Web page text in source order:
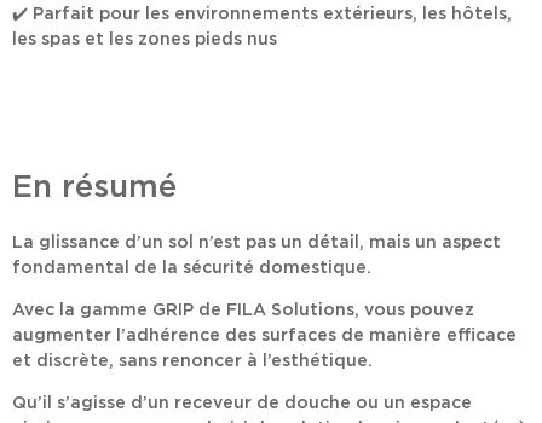
✔️ Parfait pour les environnements extérieurs, les hôtels,
les spas et les zones pieds nus
En résumé
La glissance d’un sol n’est pas un détail, mais un aspect
fondamental de la sécurité domestique.
Avec la gamme GRIP de FILA Solutions, vous pouvez
augmenter l’adhérence des surfaces de manière efficace
et discrète, sans renoncer à l’esthétique.
Qu’il s’agisse d’un receveur de douche ou un espace